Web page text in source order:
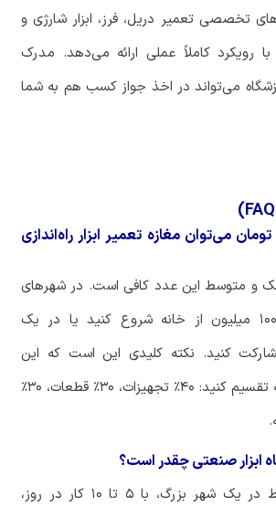
تخصصی تعمیر دریل، فرز، ابزار شارژی و
با رویکرد کاملاً عملی ارائه میدهد. مدرک
میتواند در اخذ جواز کسب هم به شما
میلیون تومان می‌توان مغازه تعمیر ابزار راه‌اندازی
و متوسط این عدد کافی است. در شهرهای
۱۰۰ میلیون از خانه شروع کنید یا در یک
کنید. نکته کلیدی این است که این
تقسیم کنید: ۴۰٪ تجهیزات، ۳۰٪ قطعات، ۳۰٪
.
در یک شهر بزرگ، با ۵ تا ۱۰ کار در روز،